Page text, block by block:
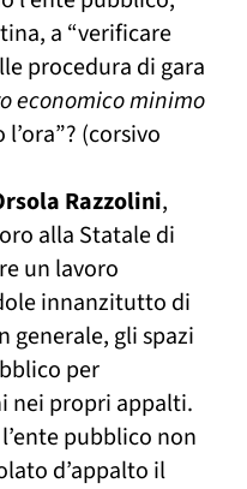
a “verificare
procedura di gara
economico minimo
(corsivo
Razzolini,
alla Statale di
un lavoro
innanzitutto di
generale, gli spazi
per
nei propri appalti.
pubblico non
d’appalto il